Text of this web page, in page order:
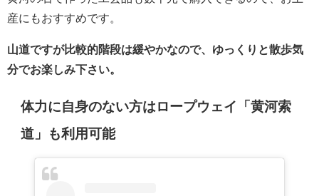
産にもおすすめです。
山道ですが比較的階段は緩やかなので、ゆっくりと散歩気
分でお楽しみ下さい。
体力に自身のない方はロープウェイ「黄河索
道」も利用可能